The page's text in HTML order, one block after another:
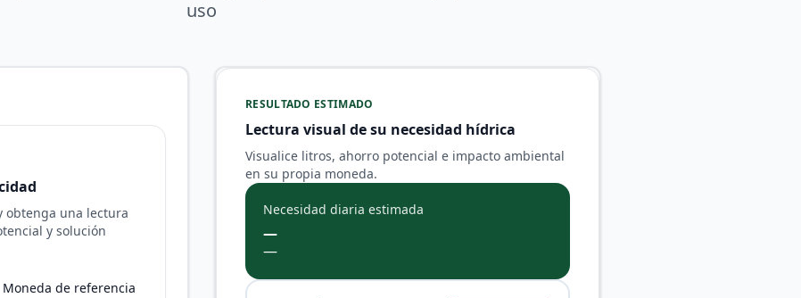
uso
obtenga una lectura
y solución
Moneda de referencia
RESULTADO ESTIMADO
Lectura visual de su necesidad hídrica
Visualice litros, ahorro potencial e impacto ambiental
en su propia moneda.
Necesidad diaria estimada
—
—